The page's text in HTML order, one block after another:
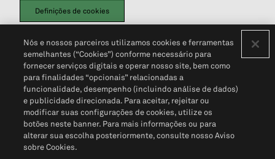
Definições de cookies
Política de PrivacidadePortal de privacidade do cliente (em inglês)
Não Venda Minhas Informações Pessoais© 2026 S&P Global
Nós e nossos parceiros utilizamos cookies e ferramentas
semelhantes (“Cookies”) conforme necessário para
fornecer serviços digitais e operar nosso site, bem como
para finalidades “opcionais” relacionadas a
funcionalidade, desempenho (incluindo análise de dados)
e publicidade direcionada. Para aceitar, rejeitar ou
modificar suas configurações de cookies, utilize os
botões neste banner. Para mais informações ou para
alterar sua escolha posteriormente, consulte nosso Aviso
sobre Cookies.